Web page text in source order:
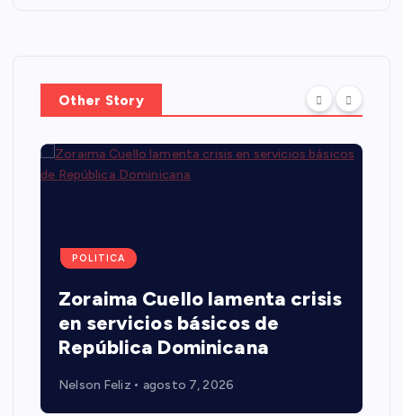
Other Story
POLITICA
Zoraima Cuello lamenta crisis
en servicios básicos de
República Dominicana
Nelson Feliz agosto 7, 2026